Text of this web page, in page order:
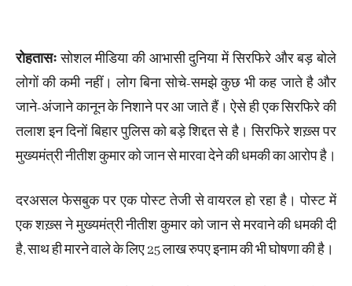
रोहतासःसोशल मीडिया की आभासी दुनिया में सिरफिरे और बड़ बोले
लोगों की कमी नहीं। लोग बिना सोचे-समझे कुछ भी कह जाते है और
जाने-अंजाने कानून के निशाने पर आ जाते हैं। ऐसे ही एक सिरफिरे की
तलाश इन दिनों बिहार पुलिस को बड़े शिद्दत से है। सिरफिरे शख़्स पर
मुख्यमंत्री नीतीश कुमार को जान से मारवा देने की धमकी का आरोप है।
दरअसल फेसबुक पर एक पोस्ट तेजी से वायरल हो रहा है। पोस्ट में
एक शख़्स ने मुख्यमंत्री नीतीश कुमार को जान से मरवाने की धमकी दी
है, साथ ही मारने वाले के लिए 25 लाख रुपए इनाम की भी घोषणा की है।